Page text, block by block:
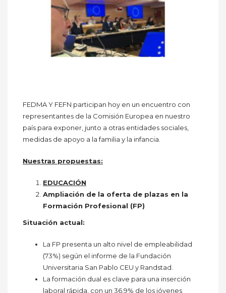
FEDMA Y FEFN participan hoy en un encuentro con
representantes de la Comisión Europea en nuestro
país para exponer, junto a otras entidades sociales,
medidas de apoyo a la familia y la infancia.
Nuestras propuestas:
EDUCACIÓN
Ampliación de la oferta de plazas en la
Formación Profesional (FP)
Situación actual:
La FP presenta un alto nivel de empleabilidad
(73%) según el informe de la Fundación
Universitaria San Pablo CEU y Randstad.
La formación dual es clave para una inserción
laboral rápida, con un 36,9% de los jóvenes